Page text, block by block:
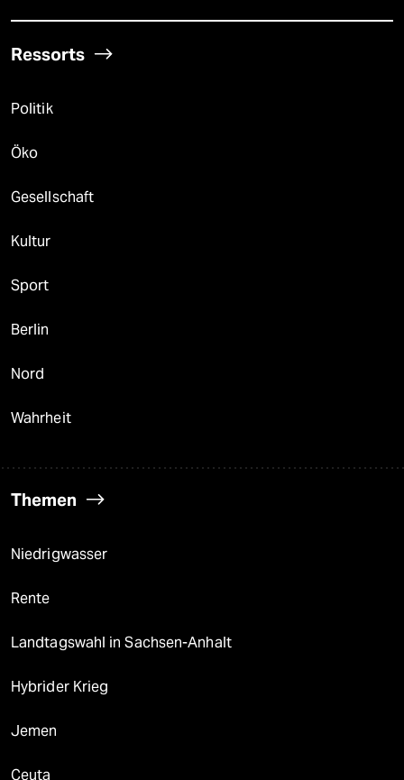
Ressorts
Politik
Öko
Gesellschaft
Kultur
Sport
Berlin
Nord
Wahrheit
Themen
Niedrigwasser
Rente
Landtagswahl in Sachsen-Anhalt
Hybrider Krieg
Jemen
Ceuta